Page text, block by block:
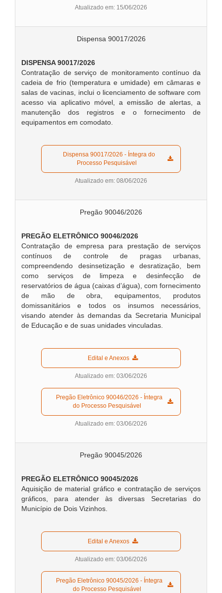
Atualizado em: 15/06/2026
Dispensa 90017/2026
DISPENSA 90017/2026
Contratação de serviço de monitoramento contínuo da
cadeia de frio (temperatura e umidade) em câmaras e
salas de vacinas, inclui o licenciamento de software com
acesso via aplicativo móvel, a emissão de alertas, a
manutenção dos registros e o fornecimento de
equipamentos em comodato.
Processo Pesquisável
Atualizado em: 08/06/2026
Pregão 90046/2026
PREGÃO ELETRÔNICO 90046/2026
Contratação de empresa para prestação de serviços
contínuos de controle de pragas urbanas,
compreendendo desinsetização e desratização, bem
como serviços de limpeza e desinfecção de
reservatórios de água (caixas d’água), com fornecimento
de mão de obra, equipamentos, produtos
domissanitários e todos os insumos necessários,
visando atender às demandas da Secretaria Municipal
de Educação e de suas unidades vinculadas.
  Edital e Anexos
Atualizado em: 03/06/2026
do Processo Pesquisável
Atualizado em: 03/06/2026
Pregão 90045/2026
PREGÃO ELETRÔNICO 90045/2026
Aquisição de material gráfico e contratação de serviços
gráficos, para atender às diversas Secretarias do
Município de Dois Vizinhos.
  Edital e Anexos
Atualizado em: 03/06/2026
do Processo Pesquisável